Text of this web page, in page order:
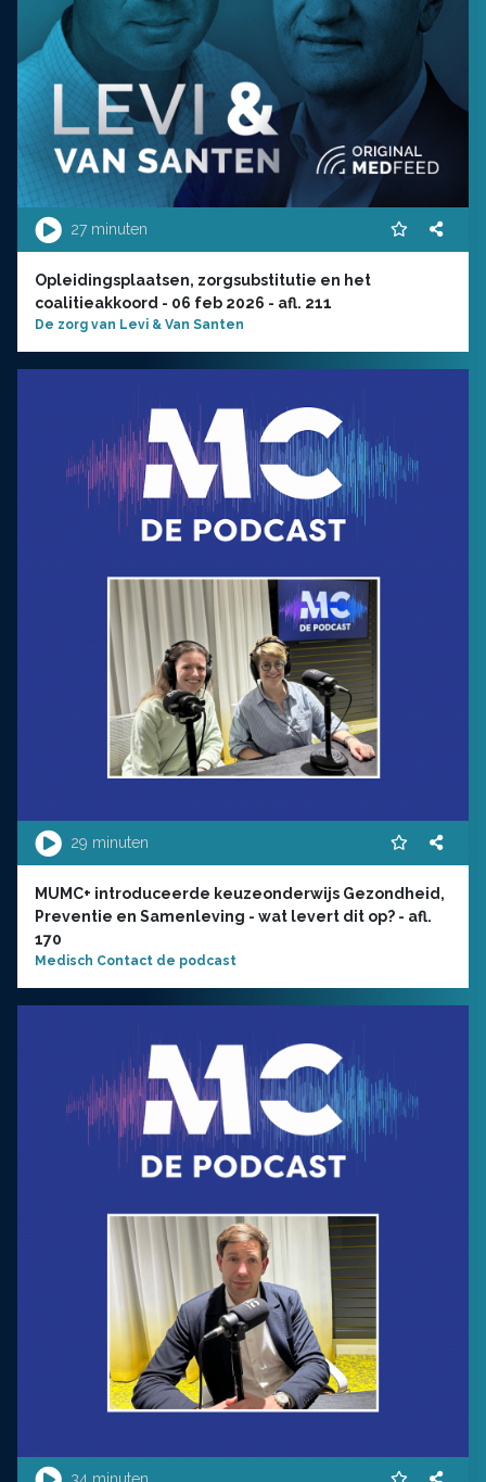
27 minuten
Opleidingsplaatsen, zorgsubstitutie en het
coalitieakkoord - 06 feb 2026 - afl. 211
De zorg van Levi & Van Santen
29 minuten
MUMC+ introduceerde keuzeonderwijs Gezondheid,
Preventie en Samenleving - wat levert dit op? - afl.
170
Medisch Contact de podcast
34 minuten